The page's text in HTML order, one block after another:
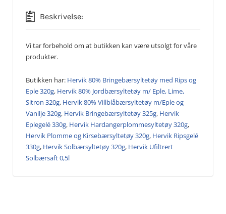
Beskrivelse:
Vi tar forbehold om at butikken kan være utsolgt for våre
produkter.
Butikken har: Hervik 80% Bringebærsyltetøy med Rips og
Eple 320g, Hervik 80% Jordbærsyltetøy m/ Eple, Lime,
Sitron 320g, Hervik 80% Villblåbærsyltetøy m/Eple og
Vanilje 320g, Hervik Bringebærsyltetøy 325g, Hervik
Eplegelé 330g, Hervik Hardangerplommesyltetøy 320g,
Hervik Plomme og Kirsebærsyltetøy 320g, Hervik Ripsgelé
330g, Hervik Solbærsyltetøy 320g, Hervik Ufiltrert
Solbærsaft 0,5l